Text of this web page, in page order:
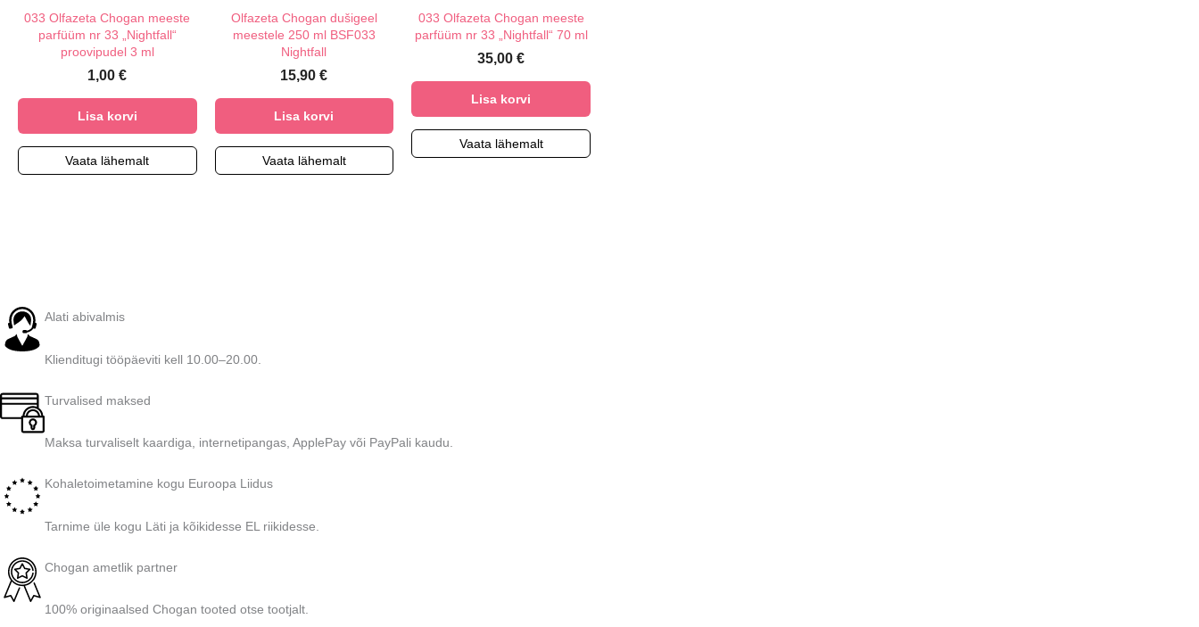
033 Olfazeta Chogan meeste
parfüüm nr 33 „Nightfall“
proovipudel 3 ml
1,00€
Lisa korvi
Vaata lähemalt
Olfazeta Chogan dušigeel
meestele 250 ml BSF033
Nightfall
15,90€
Lisa korvi
Vaata lähemalt
033 Olfazeta Chogan meeste
parfüüm nr 33 „Nightfall“ 70 ml
35,00€
Lisa korvi
Vaata lähemalt
Alati abivalmis
Klienditugi tööpäeviti kell 10.00–20.00.
Turvalised maksed
Maksa turvaliselt kaardiga, internetipangas, ApplePay või PayPali kaudu.
Kohaletoimetamine kogu Euroopa Liidus
Tarnime üle kogu Läti ja kõikidesse EL riikidesse.
Chogan ametlik partner
100% originaalsed Chogan tooted otse tootjalt.